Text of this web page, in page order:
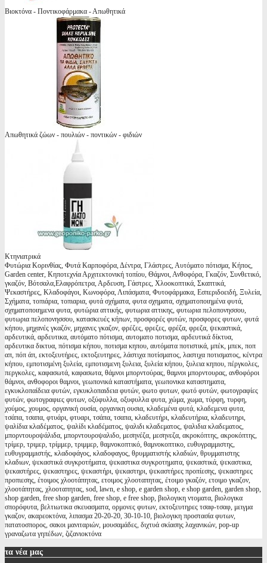
Βιοκτόνα - Ποντικοφάρμακα - Απωθητικά
Απωθητικά ζώων - πουλιών - ποντικών - φιδιών
Κτηνιατρικά
Φυτώρια Κορινθίας, Φυτά Καρποφόρα, Δέντρα, Γλάστρες, Αυτόματο πότισμα, Κήπος,
Garden center, Κηποτεχνία Αρχιτεκτονική τοπίου, Θάμνοι, Ανθοφόρα, Γκαζόν, Συνθετικό,
γκαζόν, Βότσαλα,Ελαφρόπετρα, Αρδευση, Γάστρες, Χλοοκοπτικά, Σκαπτικά,
Ψεκαστήρες, Κλαδοφάγοι, Κωνοφόρα, Λιπάσματα, Φυτοφάρμακα, Εσπεριδοειδή, Ξυλεία,
Σχήματα, τοπιάρια, τοπιαρια, φυτά σχήματα, φυτα σχηματα, σχηματοποιημένα φυτά,
σχηματοποιημενα φυτα, φυτώρια αττικής, φυτωρια αττικης, φυτωρια πελοπονησσου,
φυτωρια πελοπονησσου, κατασκευές κήπων, προσφορές φυτών, προσφορες φυτων, φυτά
κήπου, μηχανές γκαζόν, μηχανες γκαζον, φρέζες, φρεζες, φρέζα, φρεζα, ψεκαστικά,
αρδευτικά, αρδευτικα, αυτόματο πότισμα, αυτοματο ποτισμα, αρδευτικά δίκτυα,
αρδευτικα δικτυα, πότισμα κήπου, ποτισμα κηπου, αυτόματα ποτιστικά, μπέκ, μπεκ, ποπ
απ, πόπ άπ, εκτοξευτήρες, εκτοξευτηρες, λάστιχα ποτίσματος, λαστιχα ποτισματος, κέντρα
κήπου, εμποτισμένη ξυλεία, εμποτισμενη ξυλεια, ξυλεία κήπου, ξυλεια κηπου, πέργκολες,
περγκολες, καφασωτά, καφασωτα, θάμνοι μπορντούρας, θαμνοι μπορντουρας, ανθοφόροι
θάμνοι, ανθοφοροι θαμνοι, γεωπονικά καταστήματα, γεωπονικα καταστηματα,
εγκυκλοπαίδεια φυτών, εγκυκλοπαιδεια φυτών, φωτο φυτων, φωτό φυτών, φωτογραφίες
φυτών, φωτογραφιες φυτων, οξύφυλλα, οξυφυλλα φυτα, χώμα, χωμα, τύρφη, τυρφη,
χούμος, χουμος, οργανική ουσία, οργανικη ουσια, κλαδεμένα φυτά, κλαδεμενα φυτα,
τσάπα, τσαπα, φτυάρι, φτυαρι, τσάπα, τσαπα, κλαδευτήρι, κλαδευτήρια, κλαδευτηρι,
ψαλίδια κλαδέματος, ψαλίδι κλαδέματος, ψαλιδι κλαδεματος, ψαλιδια κλαδεματος,
μπορντουροψάλιδα, μπορντουροψαλιδο, μεσηνέζα, μεσηνεζα, ακροκόπτης, ακροκόπτης,
τρίμερ, τριμερ, τρίμμερ, τριμμερ, θαμνοκοπτικό, θαμνοκοπτικο, ευθυγραμμιστης,
ευθυγραμμιστής, κλαδοφάγος, κλαδοφαγος, θρυμματιστής κλαδιών, θρυμματιστης
κλαδιων, ψεκαστικά συγκροτήματα, ψεκαστικα συγκροτηματα, ψεκαστικά, ψεκαστικα,
ψεκαστήρες, ψεκαστηρες, ψεκαστήρι, ψεκαστηρι, ψεκαστήρες προπίεσης, ψεκαστηρες
προπιεσης, έτοιμος χλοοτάπητας, ετοιμος χλοοταπητας, έτοιμο γκαζόν, ετοιμο γκαζον,
χλοοτάπητας, χλοοταπητας, sod, lawn, e shop, e garden shop, e shop garden, garden shop,
shop garden, free shop garden, free shop, e free shop, βιολογικη ντοματα, βιολογικα
σπορόφυτα, βελτιωτικα σκευασματα, ορμονες φυτων, εκτοξευτηρες τσαφ-τσαφ, μειγμα
γκαζον, ακαρεοκτόνα, λιπασμα 20-20-20, 30-10-10, βιολογικη προστασία φυτων,
πατατοσπορος, σακοι μανιταριών, μουσαμάδες, διχτυά σκίασης λαχανικών, pop-up
γραναζωτα γηπέδων, ζιζανιοκτόνα
τα νέα μας